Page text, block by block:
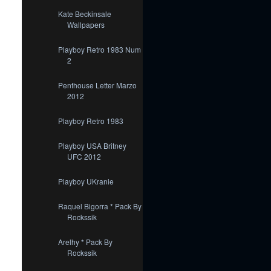
Kate Beckinsale
Wallpapers
Playboy Retro 1983 Num
2
Penthouse Letter Marzo
2012
Playboy Retro 1983
Playboy USA Britney
UFC 2012
Playboy UKranie
Raquel Bigorra * Pack By
Rockssik
Arelhy * Pack By
Rockssik